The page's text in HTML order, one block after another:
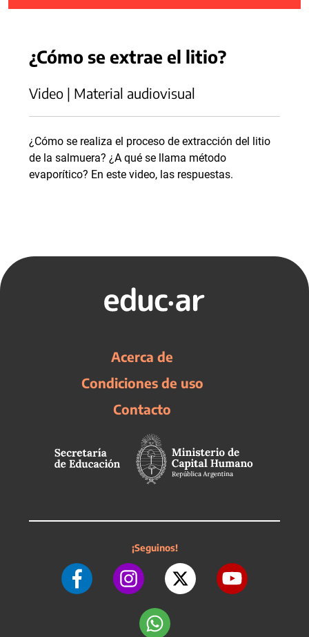
¿Cómo se extrae el litio?
Video | Material audiovisual
¿Cómo se realiza el proceso de extracción del litio
de la salmuera? ¿A qué se llama método
evaporítico? En este video, las respuestas.
Acerca de
Condiciones de uso
Contacto
¡Seguinos!